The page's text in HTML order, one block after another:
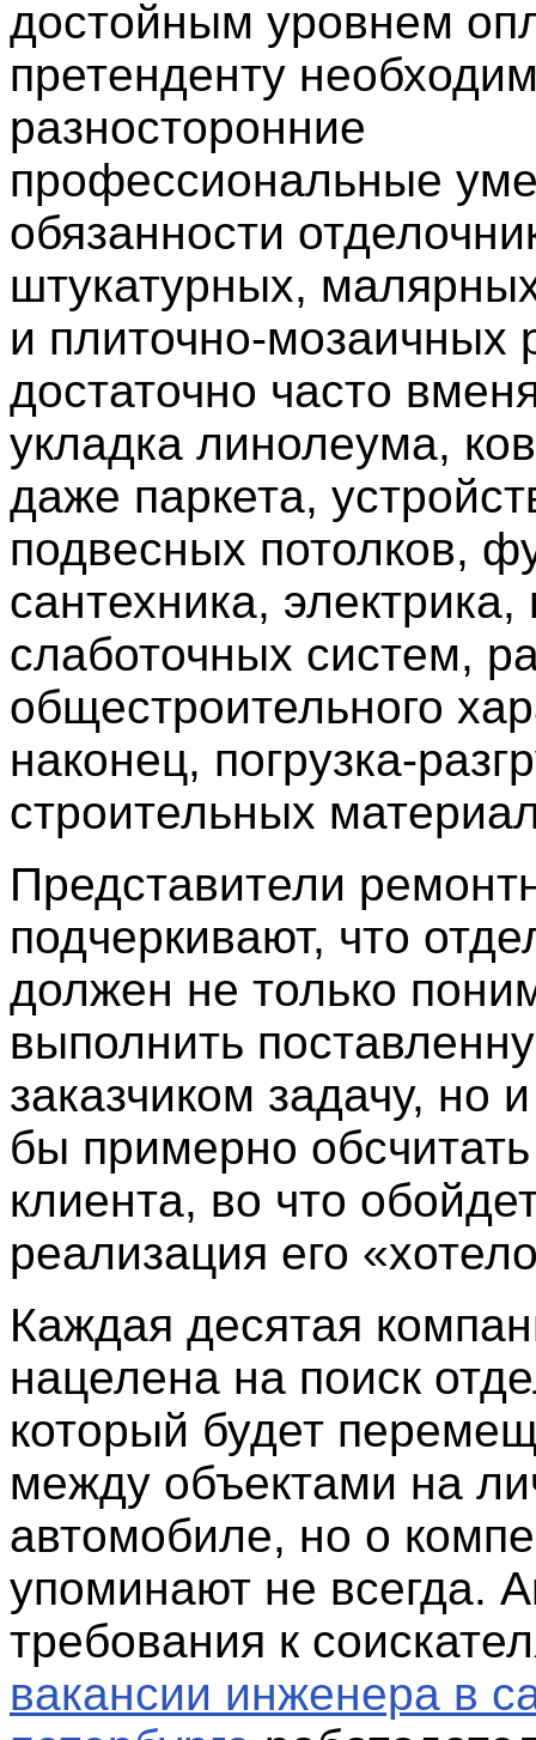
достойным уровнем
претенденту
разносторонние
профессиональные
обязанности
штукатурных,
и плиточно-мозаичных
достаточно часто
укладка линолеума,
даже паркета,
подвесных потолков,
сантехника,
слаботочных систем,
общестроительного
наконец, погрузка-
строительных
Представители
подчеркивают, что
должен не только
выполнить
заказчиком задачу, но
бы примерно
клиента, во что
реализация его
Каждая десятая
нацелена на поиск
который будет
между объектами на
автомобиле, но о
упоминают не всегда.
требования к
вакансии инженера в